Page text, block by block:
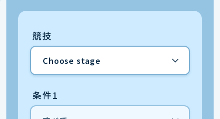
競技
条件1